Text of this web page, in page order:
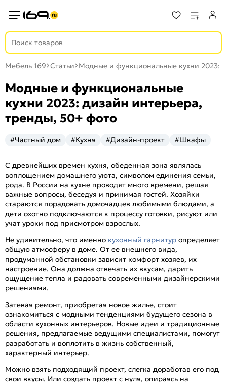
Мебель 169 Статьи Модные и функциональные кухни 2023:
Модные и функциональные
кухни 2023: дизайн интерьера,
тренды, 50+ фото
#Частный дом #Кухня #Дизайн-проект #Шкафы
С древнейших времен кухня, обеденная зона являлась
воплощением домашнего уюта, символом единения семьи,
рода. В России на кухне проводят много времени, решая
важные вопросы, беседуя и принимая гостей. Хозяйки
стараются порадовать домочадцев любимыми блюдами, а
дети охотно подключаются к процессу готовки, рисуют или
учат уроки под присмотром взрослых.
Не удивительно, что именно кухонный гарнитур определяет
общую атмосферу в доме. От ее внешнего вида,
продуманной обстановки зависит комфорт хозяев, их
настроение. Она должна отвечать их вкусам, дарить
ощущение тепла и радовать современными дизайнерскими
решениями.
Затевая ремонт, приобретая новое жилье, стоит
ознакомиться с модными тенденциями будущего сезона в
области кухонных интерьеров. Новые идеи и традиционные
решения, предлагаемые ведущими специалистами, помогут
разработать и воплотить в жизнь собственный,
характерный интерьер.
Можно взять подходящий проект, слегка доработав его под
свои вкусы. Или создать проект с нуля, опираясь на